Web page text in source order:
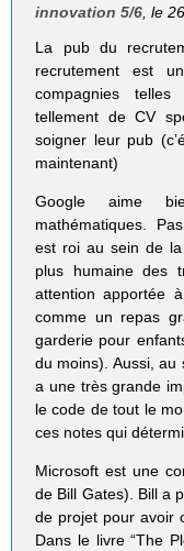
innovation 5/6 , le
La pub du
recrutement est
compagnies
tellement de CV
soigner leur pub
maintenant)
Google aime
mathématiques.
est roi au sein de
plus humaine des
attention apportée
comme un repas
garderie pour
du moins). Aussi, au
a une très grande
le code de tout le
ces notes qui
Microsoft est une
de Bill Gates). Bill a
de projet pour avoir
Dans le livre “The